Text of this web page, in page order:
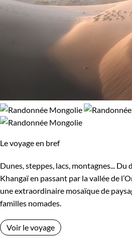
Le voyage en bref
Dunes, steppes, lacs, montagnes... Du
Khangaï en passant par la vallée de
une extraordinaire mosaïque de
familles nomades.
Voir le voyage